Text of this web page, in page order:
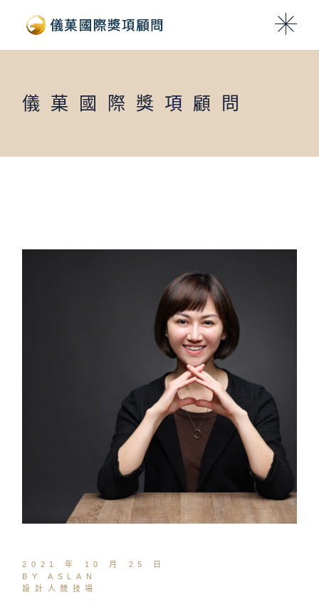
儀菓國際獎項顧問
2021 年 10 月 25 日
BY ASLAN
設計人競技場